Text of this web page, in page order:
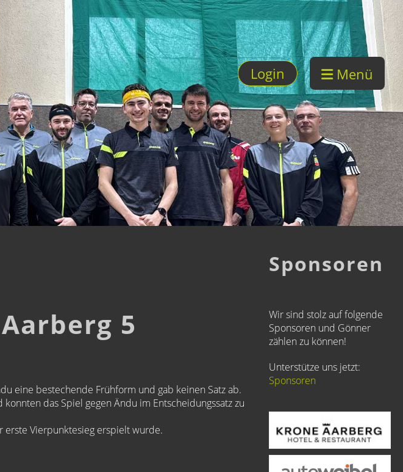
Login Menü
5
eine bestechende Frühform und gab keinen Satz ab.
das Spiel gegen Ändu im Entscheidungssatz zu
erste Vierpunktesieg erspielt wurde.
Sponsoren
Wir sind stolz auf folgende
Sponsoren und Gönner
zählen zu können!
Unterstütze uns jetzt:
Sponsoren